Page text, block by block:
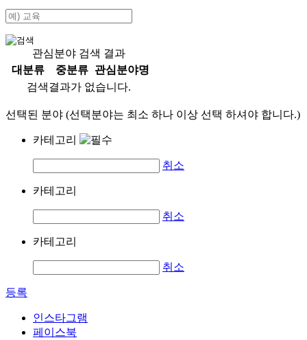
관심분야 검색 결과
대분류
중분류
관심분야명
검색결과가 없습니다.
선택된 분야 (선택분야는 최소 하나 이상 선택 하셔야 합니다.)
카테고리
취소
카테고리
취소
카테고리
취소
등록
인스타그램
페이스북